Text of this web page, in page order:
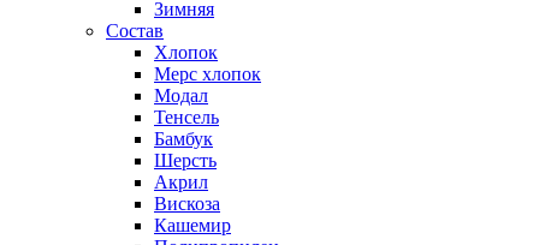
Зимняя
Состав
Хлопок
Мерс хлопок
Модал
Тенсель
Бамбук
Шерсть
Акрил
Вискоза
Кашемир